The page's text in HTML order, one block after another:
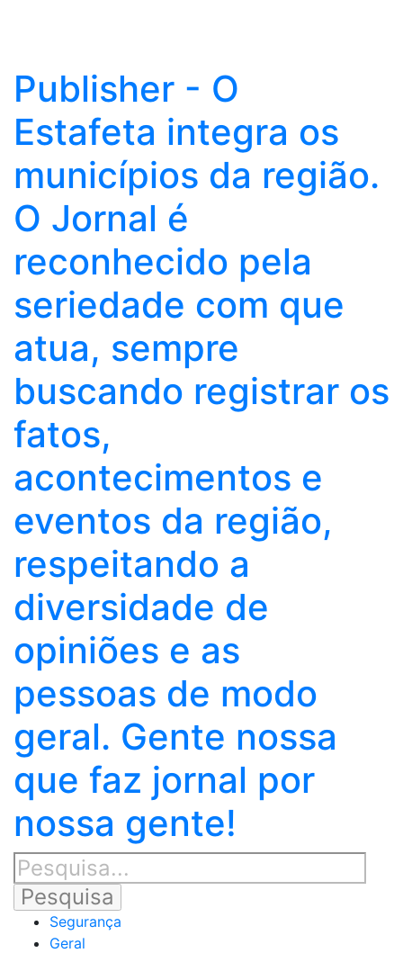
Publisher - O
Estafeta integra os
municípios da região.
O Jornal é
reconhecido pela
seriedade com que
atua, sempre
buscando registrar os
fatos,
acontecimentos e
eventos da região,
respeitando a
diversidade de
opiniões e as
pessoas de modo
geral. Gente nossa
que faz jornal por
nossa gente!
Segurança
Geral